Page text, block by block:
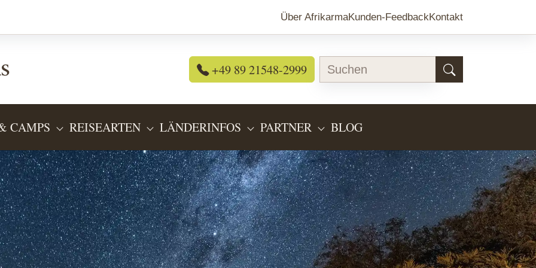
Über AfrikarmaKunden-FeedbackKontakt
+49 89 21548-2999
"REISEANGEBOTE"
CAMPS SUBMENU FOR "LODGES & CAMPS"
REISEARTEN SUBMENU FOR "REISEARTEN"
LÄNDERINFOS SUBMENU FOR "LÄNDERINFOS"
PARTNER SUBMENU FOR "PARTNER"
BLOG